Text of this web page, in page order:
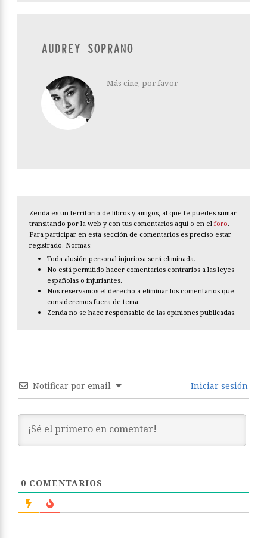
AUDREY SOPRANO
Más cine, por favor
Zenda es un territorio de libros y amigos, al que te puedes sumar
transitando por la web y con tus comentarios aquí o en el foro.
Para participar en esta sección de comentarios es preciso estar
registrado. Normas:
Toda alusión personal injuriosa será eliminada.
No está permitido hacer comentarios contrarios a las leyes
españolas o injuriantes.
Nos reservamos el derecho a eliminar los comentarios que
consideremos fuera de tema.
Zenda no se hace responsable de las opiniones publicadas.
Notificar por email Iniciar sesión
0 COMENTARIOS